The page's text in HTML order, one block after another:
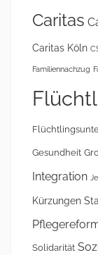
Caritas
Caritas Köln
Familiennachzug
Gesundheit
Integration
Kürzungen
Solidarität